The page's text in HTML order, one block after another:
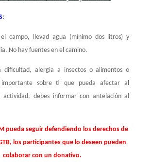
:
el campo, llevad agua (mínimo dos litros) y
No hay fuentes en el camino.
dificultad, alergia a insectos o alimentos o
importante sobre ti que pueda afectar al
actividad, debes informar con antelación al
pueda seguir defendiendo los derechos de
los participantes que lo deseen pueden
colaborar con un donativo.